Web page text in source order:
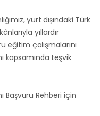
yurt dışındaki Türk
yıllardır
eğitim çalışmalarını
kapsamında teşvik
Başvuru Rehberi için